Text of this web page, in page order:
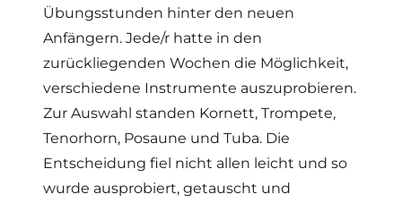
Übungsstunden hinter den neuen
Anfängern. Jede/r hatte in den
zurückliegenden Wochen die Möglichkeit,
verschiedene Instrumente auszuprobieren.
Zur Auswahl standen Kornett, Trompete,
Tenorhorn, Posaune und Tuba. Die
Entscheidung fiel nicht allen leicht und so
wurde ausprobiert, getauscht und